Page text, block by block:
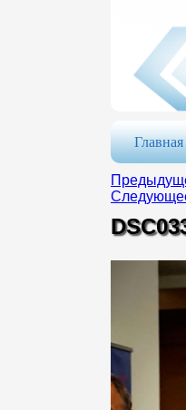
Главная